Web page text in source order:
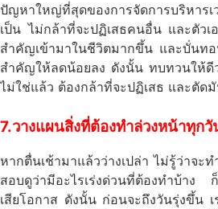
ปัญหาใหญ่ที่สุดของการจัดการบริหารเ
เป็น ไม่กล้าที่จะปฏิเสธคนอื่น และตัวเ
สำคัญเข้ามาในชีวิตมากขึ้น และบั่นทอ
สำคัญให้ลดน้อยลง ดังนั้น ทบทวนให้ดี
ไม่ใช่แล้ว ต้องกล้าที่จะปฏิเสธ และตัด
7.วางแผนสิ่งที่ต้องทำล่วงหน้าทุกวั
หากตื่นเช้ามาแล้วว่างเปล่า ไม่รู้ว่าจะ
สอบดูว่ามีอะไรเร่งด่วนที่ต้องทำบ้าง
เสียโอกาส ดังนั้น ก่อนจะถึงวันรุ่งขึ้น เ